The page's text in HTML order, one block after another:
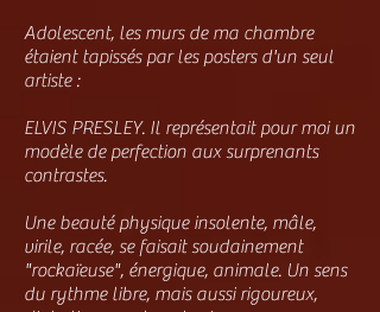
Adolescent, les murs de ma chambre
étaient tapissés par les posters d'un seul
artiste :
ELVIS PRESLEY. Il représentait pour moi un
modèle de perfection aux surprenants
contrastes.
Une beauté physique insolente, mâle,
virile, racée, se faisait soudainement
"rockaïeuse", énergique, animale. Un sens
du rythme libre, mais aussi rigoureux,